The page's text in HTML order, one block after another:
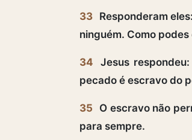
33 Responderam
ninguém. Como
34
Jesus
pecado é escravo do
35
O escravo não
para sempre.